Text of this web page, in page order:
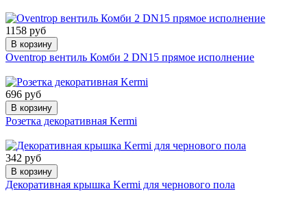
1158 руб
В корзину
Oventrop вентиль Комби 2 DN15 прямое исполнение
696 руб
В корзину
Розетка декоративная Kermi
342 руб
В корзину
Декоративная крышка Kermi для чернового пола